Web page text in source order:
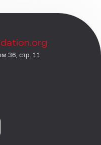
36, стр. 11